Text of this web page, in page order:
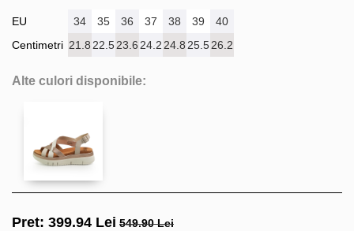
EU
Centimetri
34 35 36 37 38 39
40
21.8 22.523.6 24.2 24.8 25.526.2
Alte culori disponibile:
Pret: 399.94 Lei 549.90 Lei